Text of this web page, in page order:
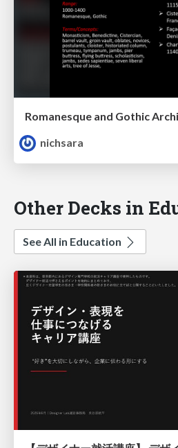
Romanesque and Gothic
nichsara
Other Decks in
See All in Education